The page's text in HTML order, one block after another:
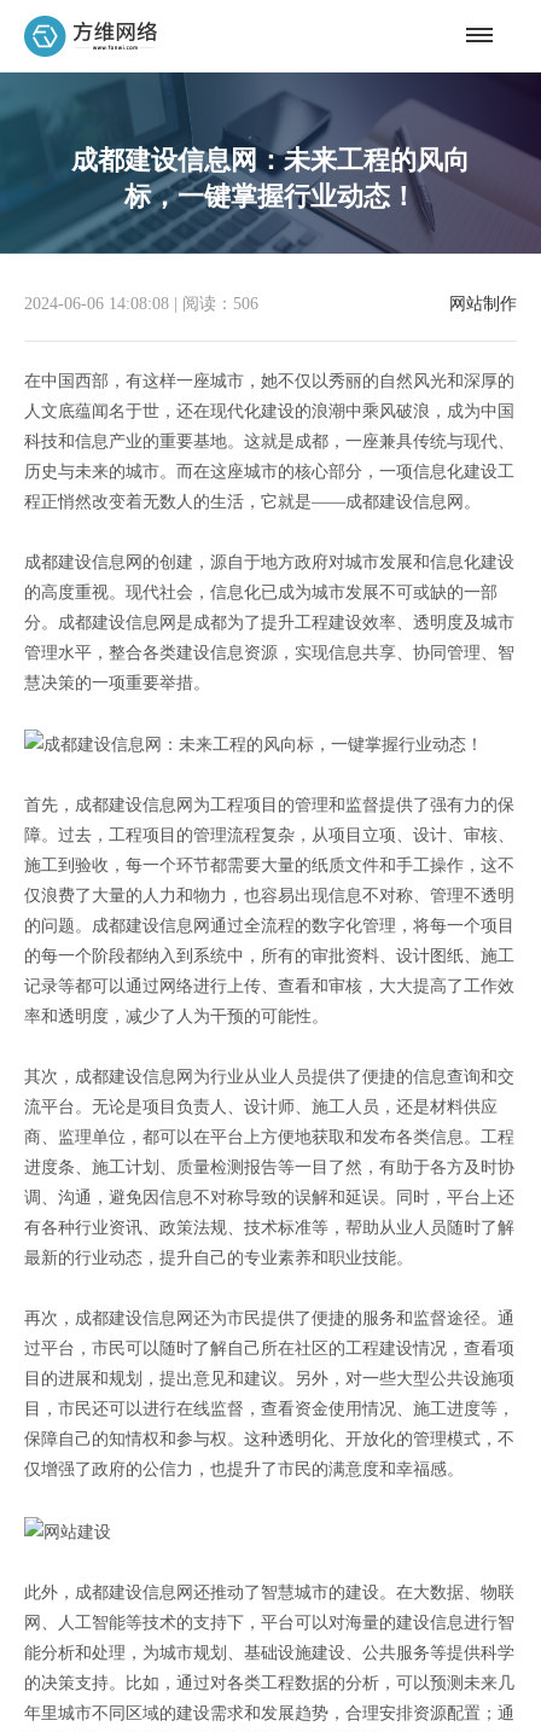
成都建设信息网：未来工程的风向
标，一键掌握行业动态！
网站制作
2024-06-06 14:08:08 阅读：506
在中国西部，有这样一座城市，她不仅以秀丽的自然风光和深厚的
人文底蕴闻名于世，还在现代化建设的浪潮中乘风破浪，成为中国
科技和信息产业的重要基地。这就是成都，一座兼具传统与现代、
历史与未来的城市。而在这座城市的核心部分，一项信息化建设工
程正悄然改变着无数人的生活，它就是——成都建设信息网。
成都建设信息网的创建，源自于地方政府对城市发展和信息化建设
的高度重视。现代社会，信息化已成为城市发展不可或缺的一部
分。成都建设信息网是成都为了提升工程建设效率、透明度及城市
管理水平，整合各类建设信息资源，实现信息共享、协同管理、智
慧决策的一项重要举措。
首先，成都建设信息网为工程项目的管理和监督提供了强有力的保
障。过去，工程项目的管理流程复杂，从项目立项、设计、审核、
施工到验收，每一个环节都需要大量的纸质文件和手工操作，这不
仅浪费了大量的人力和物力，也容易出现信息不对称、管理不透明
的问题。成都建设信息网通过全流程的数字化管理，将每一个项目
的每一个阶段都纳入到系统中，所有的审批资料、设计图纸、施工
记录等都可以通过网络进行上传、查看和审核，大大提高了工作效
率和透明度，减少了人为干预的可能性。
其次，成都建设信息网为行业从业人员提供了便捷的信息查询和交
流平台。无论是项目负责人、设计师、施工人员，还是材料供应
商、监理单位，都可以在平台上方便地获取和发布各类信息。工程
进度条、施工计划、质量检测报告等一目了然，有助于各方及时协
调、沟通，避免因信息不对称导致的误解和延误。同时，平台上还
有各种行业资讯、政策法规、技术标准等，帮助从业人员随时了解
最新的行业动态，提升自己的专业素养和职业技能。
再次，成都建设信息网还为市民提供了便捷的服务和监督途径。通
过平台，市民可以随时了解自己所在社区的工程建设情况，查看项
目的进展和规划，提出意见和建议。另外，对一些大型公共设施项
目，市民还可以进行在线监督，查看资金使用情况、施工进度等，
保障自己的知情权和参与权。这种透明化、开放化的管理模式，不
仅增强了政府的公信力，也提升了市民的满意度和幸福感。
此外，成都建设信息网还推动了智慧城市的建设。在大数据、物联
网、人工智能等技术的支持下，平台可以对海量的建设信息进行智
能分析和处理，为城市规划、基础设施建设、公共服务等提供科学
的决策支持。比如，通过对各类工程数据的分析，可以预测未来几
年里城市不同区域的建设需求和发展趋势，合理安排资源配置；通